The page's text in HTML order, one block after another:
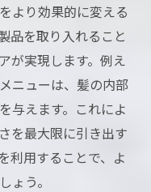
より効果的に変える
品を取り入れること
が実現します。例え
ニューは、髪の内部
与えます。これによ
を最大限に引き出す
利用することで、よ
ょう。